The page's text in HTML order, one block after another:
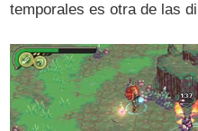
temporales es otra de las